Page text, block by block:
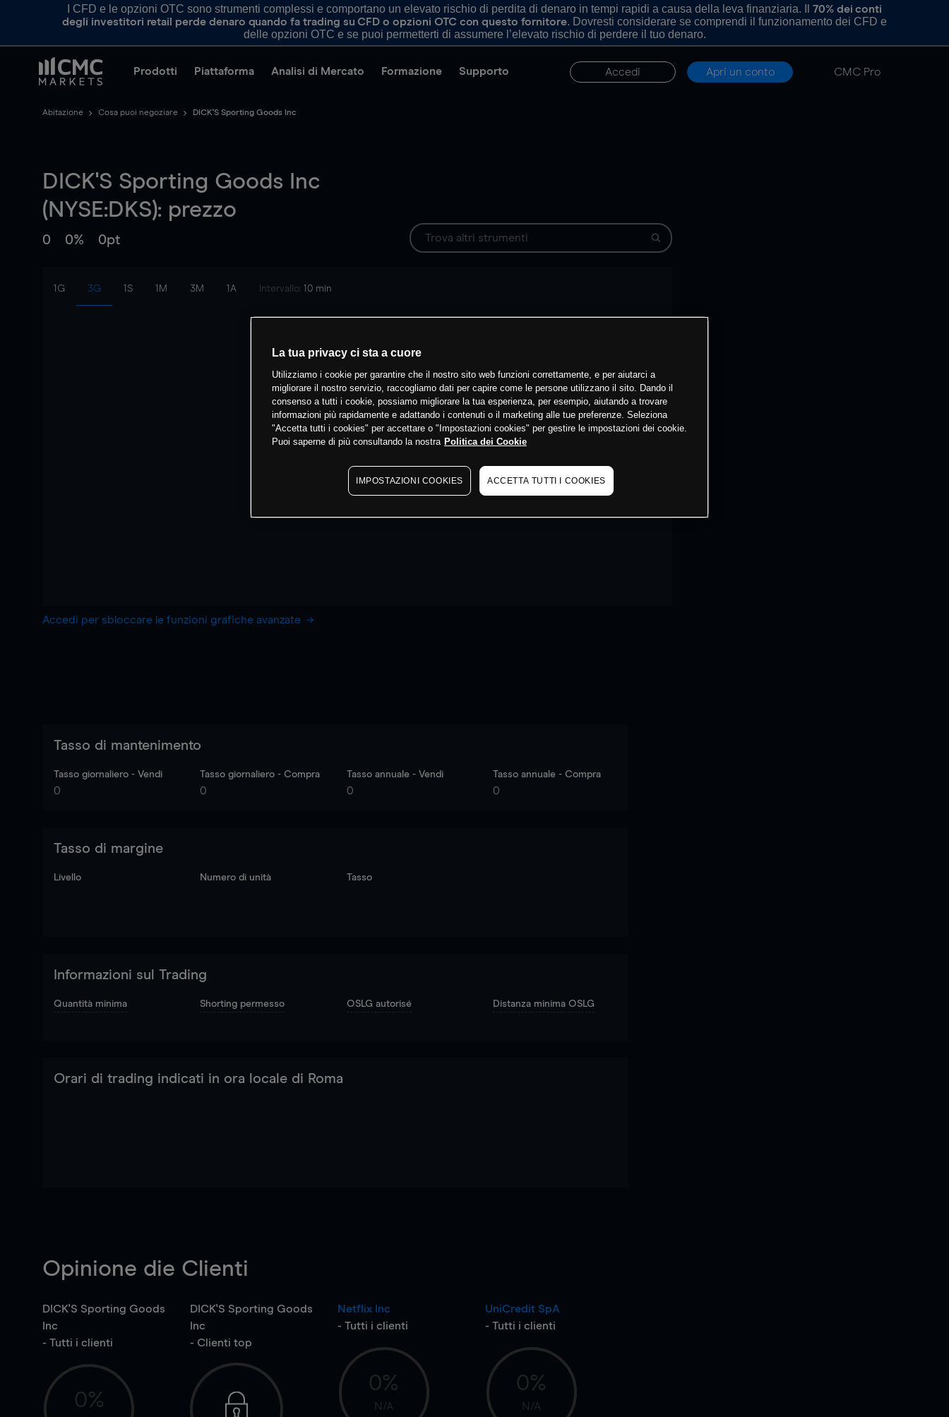
I CFD e le opzioni OTC sono strumenti complessi e comportano un elevato rischio di perdita di denaro in tempi rapidi a causa della leva finanziaria. Il 70% dei conti
degli investitori retail perde denaro quando fa trading su CFD o opzioni OTC con questo fornitore. Dovresti considerare se comprendi il funzionamento dei CFD e
delle opzioni OTC e se puoi permetterti di assumere l’elevato rischio di perdere il tuo denaro.
Prodotti Piattaforma Analisi di Mercato Formazione Supporto Accedi Apri un conto CMC Pro
Abitazione Cosa puoi negoziare DICK'S Sporting Goods Inc
DICK'S Sporting Goods Inc
(NYSE:DKS): prezzo
0 0% 0pt
1G 3G 1S 1M 3M 1A Intervallo: 10 min
Accedi per sbloccare le funzioni grafiche avanzate
Tasso di mantenimento
Tasso giornaliero - Vendi
0
Tasso giornaliero - Compra
0
Tasso annuale - Vendi
0
Tasso annuale - Compra
0
Tasso di margine
Livello Numero di unità Tasso
Informazioni sul Trading
Quantità minima Shorting permesso OSLG autorisé Distanza minima OSLG
Orari di trading indicati in ora locale di Roma
Opinione die Clienti
DICK'S Sporting Goods
Inc
- Tutti i clienti
0%
DICK'S Sporting Goods
Inc
- Clienti top
Netflix Inc
- Tutti i clienti
0%
N/A
UniCredit SpA
- Tutti i clienti
0%
N/A
La tua privacy ci sta a cuore
Utilizziamo i cookie per garantire che il nostro sito web funzioni correttamente, e per aiutarci a
migliorare il nostro servizio, raccogliamo dati per capire come le persone utilizzano il sito. Dando il
consenso a tutti i cookie, possiamo migliorare la tua esperienza, per esempio, aiutando a trovare
informazioni più rapidamente e adattando i contenuti o il marketing alle tue preferenze. Seleziona
"Accetta tutti i cookies" per accettare o "Impostazioni cookies" per gestire le impostazioni dei cookie.
Puoi saperne di più consultando la nostra Politica dei Cookie
IMPOSTAZIONI COOKIES ACCETTA TUTTI I COOKIES